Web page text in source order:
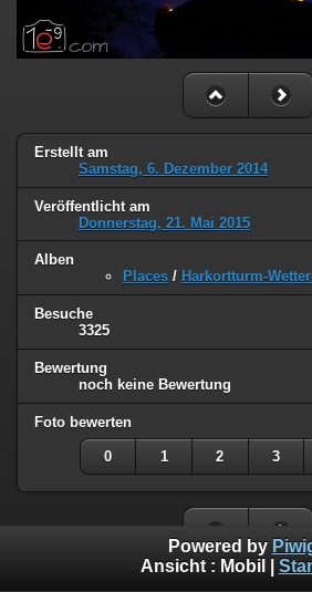
Erstellt am
Samstag, 6. Dezember 2014
Veröffentlicht am
Donnerstag, 21. Mai 2015
Alben
Places / Harkortturm-
Besuche
3325
Bewertung
noch keine Bewertung
Foto bewerten
0 1 2 3
Powered by
Ansicht : Mobil